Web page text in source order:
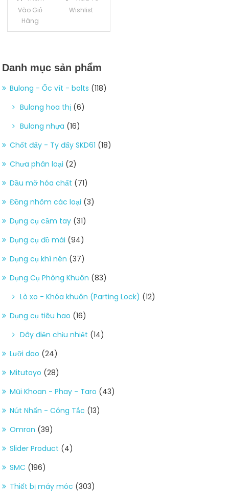
Vào Giỏ
Hàng
Wishlist
Danh mục sản phẩm
Bulong - Ốc vít - bolts (118)
Bulong hoa thị (6)
Bulong nhựa (16)
Chốt đẩy - Ty đẩy SKD61 (18)
Chưa phân loại (2)
Dầu mỡ hóa chất (71)
Đồng nhôm các loại (3)
Dụng cụ cầm tay (31)
Dụng cụ đồ mài (94)
Dụng cụ khí nén (37)
Dụng Cụ Phòng Khuôn (83)
Lò xo - Khóa khuôn (Parting Lock) (12)
Dụng cụ tiêu hao (16)
Dây điện chịu nhiệt (14)
Lưỡi dao (24)
Mitutoyo (28)
Mũi Khoan - Phay - Taro (43)
Nút Nhấn - Công Tắc (13)
Omron (39)
Slider Product (4)
SMC (196)
Thiết bị máy móc (303)